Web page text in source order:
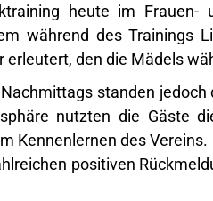
heute im Frauen-
während des Trainings
erleutert, den die Mädels
standen jedoch
nutzten die Gäste
Kennenlernen des
positiven